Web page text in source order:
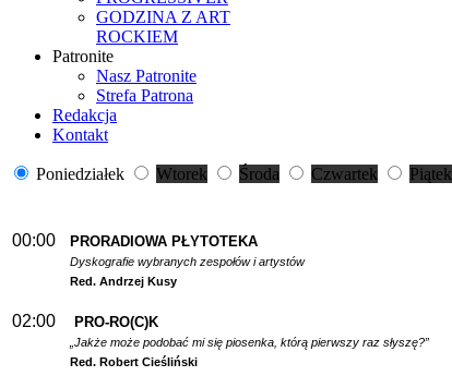
GODZINA Z ART
ROCKIEM
Patronite
Nasz Patronite
Strefa Patrona
Redakcja
Kontakt
Poniedziałek Wtorek Środa Czwartek Piątek
00:00 PRORADIOWA PŁYTOTEKA
Dyskografie wybranych zespołów i artystów
Red. Andrzej Kusy
02:00 PRO-RO(C)K
„Jakże może podobać mi się piosenka, którą pierwszy raz słyszę?”
Red. Robert Cieśliński